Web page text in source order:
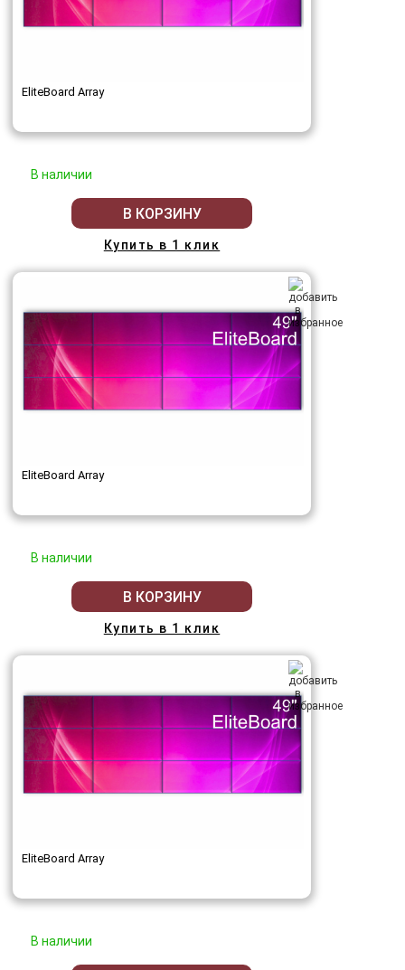
EliteBoard Array
В наличии
В КОРЗИНУ
Купить в 1 клик
EliteBoard Array
В наличии
В КОРЗИНУ
Купить в 1 клик
EliteBoard Array
В наличии